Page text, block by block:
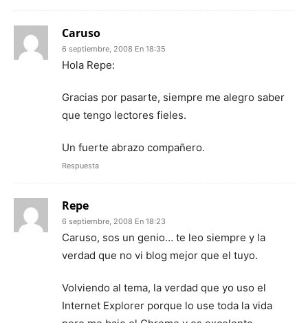
Caruso
6 septiembre, 2008 En 18:35
Hola Repe:
Gracias por pasarte, siempre me alegro saber
que tengo lectores fieles.
Un fuerte abrazo compañero.
Respuesta
Repe
6 septiembre, 2008 En 18:23
Caruso, sos un genio… te leo siempre y la
verdad que no vi blog mejor que el tuyo.
Volviendo al tema, la verdad que yo uso el
Internet Explorer porque lo use toda la vida